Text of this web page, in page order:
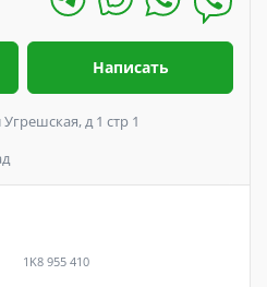
Написать
д 1 стр 1
1K8 955 410